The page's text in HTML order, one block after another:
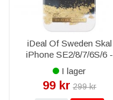
iDeal Of Sweden Skal
iPhone SE2/8/7/6S/6 -
Gleaming Licorice
I lager
99 kr 299 kr